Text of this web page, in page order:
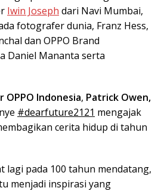
Iwin Joseph dari Navi Mumbai,
fotografer dunia, Franz Hess,
dan OPPO Brand
Daniel Mananta serta
Indonesia, Patrick Owen,
#dearfuture2121 mengajak
cerita hidup di tahun
lagi pada 100 tahun mendatang,
menjadi inspirasi yang